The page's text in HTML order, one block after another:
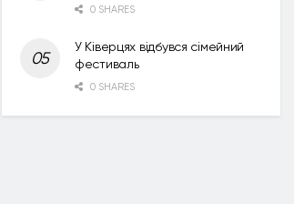
0 SHARES
У Ківерцях відбувся сімейний
фестиваль
0 SHARES